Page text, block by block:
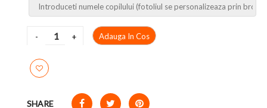
Adauga In Cos
SHARE